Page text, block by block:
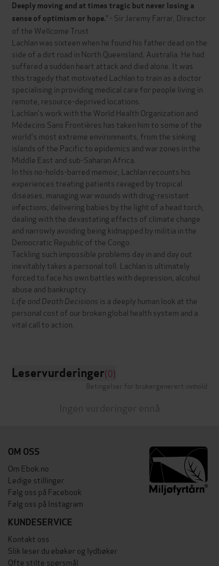
Deeply moving and at times tragic but never losing a
sense of optimism or hope.' - Sir Jeremy Farrar, Director
of the Wellcome Trust
Lachlan was sixteen when he found his father dead on the
side of a dirt road in North Queensland, Australia. He had
suffered a sudden heart attack and died alone. It was
this tragedy that motivated Lachlan to train as a doctor
specialising in providing medical care for people living in
remote, resource-deprived locations.
Lachlan's work with the World Health Organization and
Médecins Sans Frontières has taken him to some of the
world's most extreme environments, from the sinking
islands of the Pacific to epidemics and war zones in the
Middle East and sub-Saharan Africa.
In this no-holds-barred memoir, Lachlan recounts his
experiences treating patients ravaged by tropical
diseases, managing war wounds with drug-resistant
infections, delivering babies by the light of a head torch,
dealing with the devastating effects of climate change
and narrowly avoiding being kidnapped by militia in the
Democratic Republic of the Congo.
Tackling such impossible problems day in and day out
inevitably takes a personal toll. Lachlan is ultimately
forced to face his own battles with depression, alcohol
abuse and bankruptcy.
Life and Death Decisions is a deeply human look at the
personal cost of our broken global health system and a
vital call to action.
Leservurderinger(0)
Betingelser for brukergenerert innhold
Ingen vurderinger ennå
OM OSS
Om Ebok.no
Ledige stillinger
Følg oss på Facebook
Følg oss på Instagram
KUNDESERVICE
Kontakt oss
Slik leser du ebøker og lydbøker
Ofte stilte spørsmål